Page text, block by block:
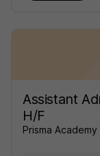
Assistant
H/F
Prisma Academy